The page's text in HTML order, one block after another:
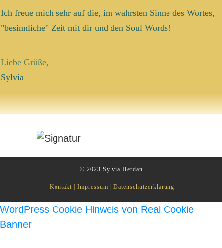
Ich freue mich sehr auf die, im wahrsten Sinne des Wortes,
"besinnliche" Zeit mit dir und den Soul Words!
Liebe Grüße,
Sylvia
© 2023 Sylvia Herdan
Kontakt | Impressum | Datenschutzerklärung
WordPress Cookie Hinweis von Real Cookie
Banner